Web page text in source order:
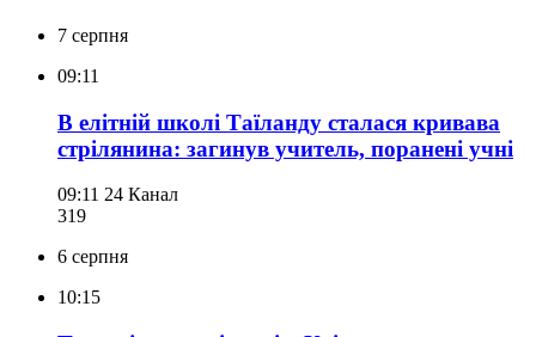
7 серпня
09:11
В елітній школі Таїланду сталася кривава
стрілянина: загинув учитель, поранені учні
09:11 24 Канал
319
6 серпня
10:15